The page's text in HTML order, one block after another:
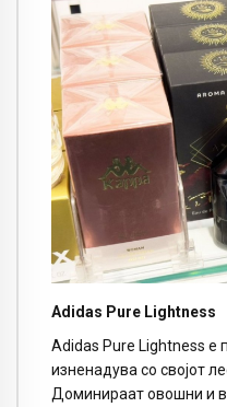
Adidas Pure Lightness
Adidas Pure Lightness
изненадува со својот
Доминираат овошни и